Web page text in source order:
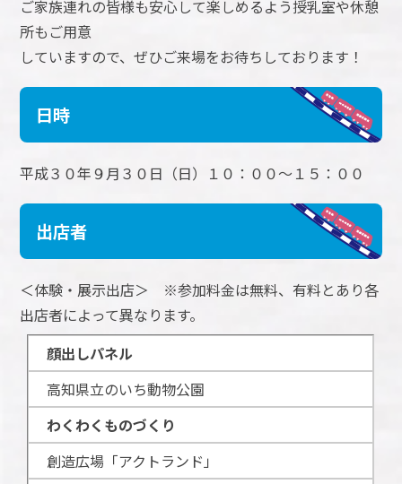
ご家族連れの皆様も安心して楽しめるよう授乳室や休憩
所もご用意
していますので、ぜひご来場をお待ちしております！
日時
平成３０年９月３０日（日）１０：００～１５：００
出店者
＜体験・展示出店＞ ※参加料金は無料、有料とあり各
出店者によって異なります。
顔出しパネル
高知県立のいち動物公園
わくわくものづくり
創造広場「アクトランド」